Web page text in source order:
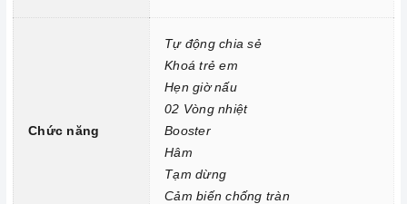
Công nghệ hiện đại
Tính năng vượt trội
Chức năng Tự động chia sẻ công suất:
chia sẻ công suất cho các vùng nấu khác nhau.
Chức năng
Tự động chia sẻ
Khoá trẻ em
Hẹn giờ nấu
02 Vòng nhiệt
Booster
Hâm
Tạm dừng
Cảm biến chống tràn